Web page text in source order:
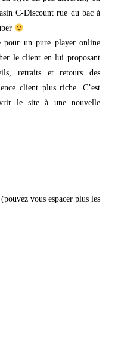
C-Discount rue du bac à
pour un pure player online
le client en lui proposant
retraits et retours des
client plus riche. C’est
le site à une nouvelle
vous espacer plus les